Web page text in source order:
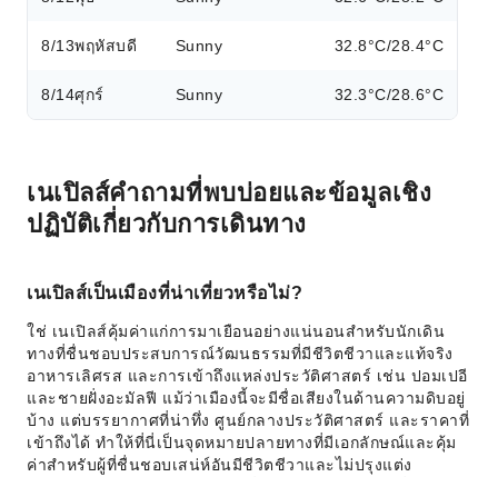
8/13พฤหัสบดี Sunny 32.8°C/28.4°C
8/14ศุกร์ Sunny 32.3°C/28.6°C
เนเปิลส์คำถามที่พบบ่อยและข้อมูลเชิง
ปฏิบัติเกี่ยวกับการเดินทาง
เนเปิลส์เป็นเมืองที่น่าเที่ยวหรือไม่?
ใช่ เนเปิลส์คุ้มค่าแก่การมาเยือนอย่างแน่นอนสำหรับนักเดิน
ทางที่ชื่นชอบประสบการณ์วัฒนธรรมที่มีชีวิตชีวาและแท้จริง
อาหารเลิศรส และการเข้าถึงแหล่งประวัติศาสตร์ เช่น ปอมเปอี
และชายฝั่งอะมัลฟี แม้ว่าเมืองนี้จะมีชื่อเสียงในด้านความดิบอยู่
บ้าง แต่บรรยากาศที่น่าทึ่ง ศูนย์กลางประวัติศาสตร์ และราคาที่
เข้าถึงได้ ทำให้ที่นี่เป็นจุดหมายปลายทางที่มีเอกลักษณ์และคุ้ม
ค่าสำหรับผู้ที่ชื่นชอบเสน่ห์อันมีชีวิตชีวาและไม่ปรุงแต่ง